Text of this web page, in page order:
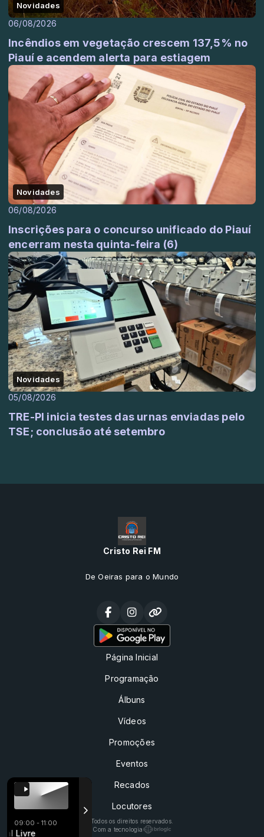
09:00 - 11:00
Musical Livre Musical Livre
Novidades
06/08/2026
Incêndios em vegetação crescem 137,5% no
Piauí e acendem alerta para estiagem
Novidades
06/08/2026
Inscrições para o concurso unificado do Piauí
encerram nesta quinta-feira (6)
Novidades
05/08/2026
TRE-PI inicia testes das urnas enviadas pelo
TSE; conclusão até setembro
Cristo Rei FM
De Oeiras para o Mundo
Página Inicial
Programação
Álbuns
Vídeos
Promoções
Eventos
Recados
Locutores
Todos os direitos reservados.
Com a tecnologia